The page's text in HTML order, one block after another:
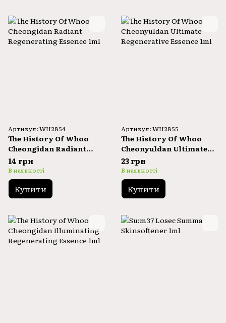
Артикул: WH2854
The History Of Whoo
Cheongidan Radiant
Regenerating Essence
1ml
14 грн
В наявності
Купити
Артикул: WH2855
The History Of Whoo
Cheonyuldan Ultimate
Regenerative Essence
1ml
23 грн
В наявності
Купити